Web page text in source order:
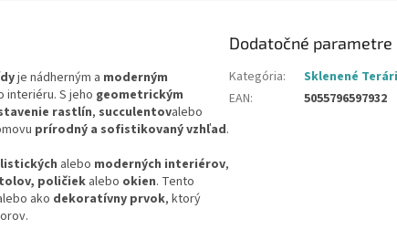
je nádherným a moderným
interiéru. S jeho geometrickým
rastlín, succulentovalebo
prírodný a sofistikovaný vzhľad.
alebo moderných interiérov,
poličiek alebo okien. Tento
ako dekoratívny prvok, ktorý
Dodatočné parametre
Kategória:
Sklenené
EAN: 5055796597932